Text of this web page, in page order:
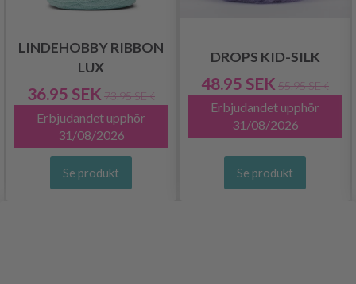
LINDEHOBBY RIBBON
LUX
36.95 SEK 73.95 SEK
Erbjudandet upphör
31/08/2026
Se produkt
DROPS KID-SILK
48.95 SEK 55.95 SEK
Erbjudandet upphör
31/08/2026
Se produkt